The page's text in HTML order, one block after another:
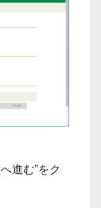
進む”をク